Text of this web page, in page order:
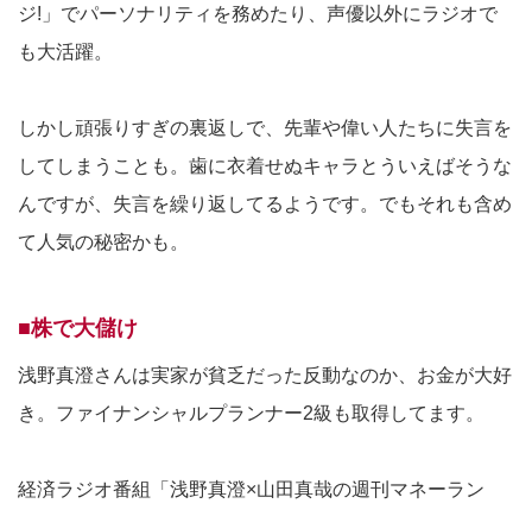
ジ!」でパーソナリティを務めたり、声優以外にラジオで
も大活躍。
しかし頑張りすぎの裏返しで、先輩や偉い人たちに失言を
してしまうことも。歯に衣着せぬキャラとういえばそうな
んですが、失言を繰り返してるようです。でもそれも含め
て人気の秘密かも。
■株で大儲け
浅野真澄さんは実家が貧乏だった反動なのか、お金が大好
き。ファイナンシャルプランナー2級も取得してます。
経済ラジオ番組「浅野真澄×山田真哉の週刊マネーラン